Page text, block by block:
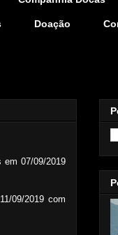
Doação
em 07/09/2019
09/2019 com